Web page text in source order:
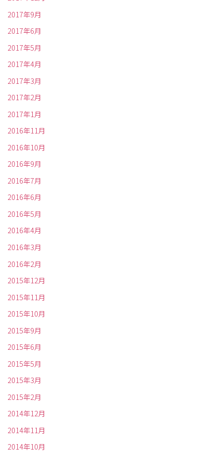
2017年9月
2017年6月
2017年5月
2017年4月
2017年3月
2017年2月
2017年1月
2016年11月
2016年10月
2016年9月
2016年7月
2016年6月
2016年5月
2016年4月
2016年3月
2016年2月
2015年12月
2015年11月
2015年10月
2015年9月
2015年6月
2015年5月
2015年3月
2015年2月
2014年12月
2014年11月
2014年10月